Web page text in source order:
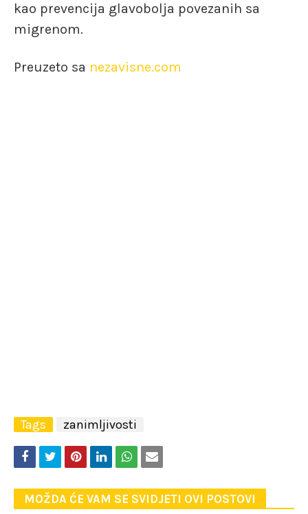
kao prevencija glavobolja povezanih sa
migrenom.
Preuzeto sa nezavisne.com
Tags zanimljivosti
MOŽDA ĆE VAM SE SVIDJETI OVI POSTOVI